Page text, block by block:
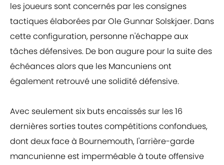
les joueurs sont concernés par les consignes
tactiques élaborées par Ole Gunnar Solskjaer. Dans
cette configuration, personne n'échappe aux
tâches défensives. De bon augure pour la suite des
échéances alors que les Mancuniens ont
également retrouvé une solidité défensive.
Avec seulement six buts encaissés sur les 16
dernières sorties toutes compétitions confondues,
dont deux face à Bournemouth, l'arrière-garde
mancunienne est imperméable à toute offensive